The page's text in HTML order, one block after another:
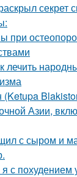
секрет
при
лечить
Азии,
с сыром и
с похудением